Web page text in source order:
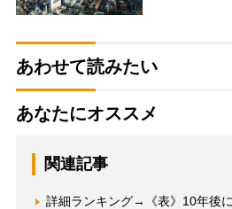
あわせて読みたい
あなたにオススメ
関連記事
詳細ランキング→《表》10年後